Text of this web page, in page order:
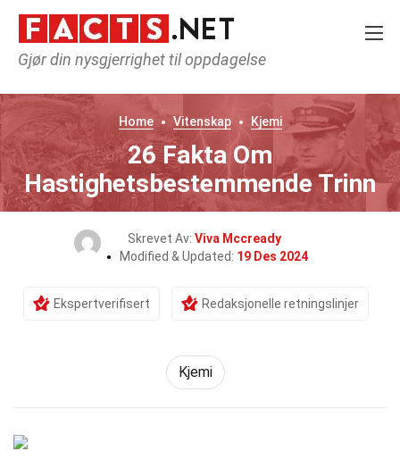
Gjør din nysgjerrighet til oppdagelse
Home Vitenskap Kjemi
26 Fakta Om
Hastighetsbestemmende Trinn
Skrevet Av: Viva Mccready
Modified & Updated: 19 Des 2024
Ekspertverifisert Redaksjonelle retningslinjer
Kjemi